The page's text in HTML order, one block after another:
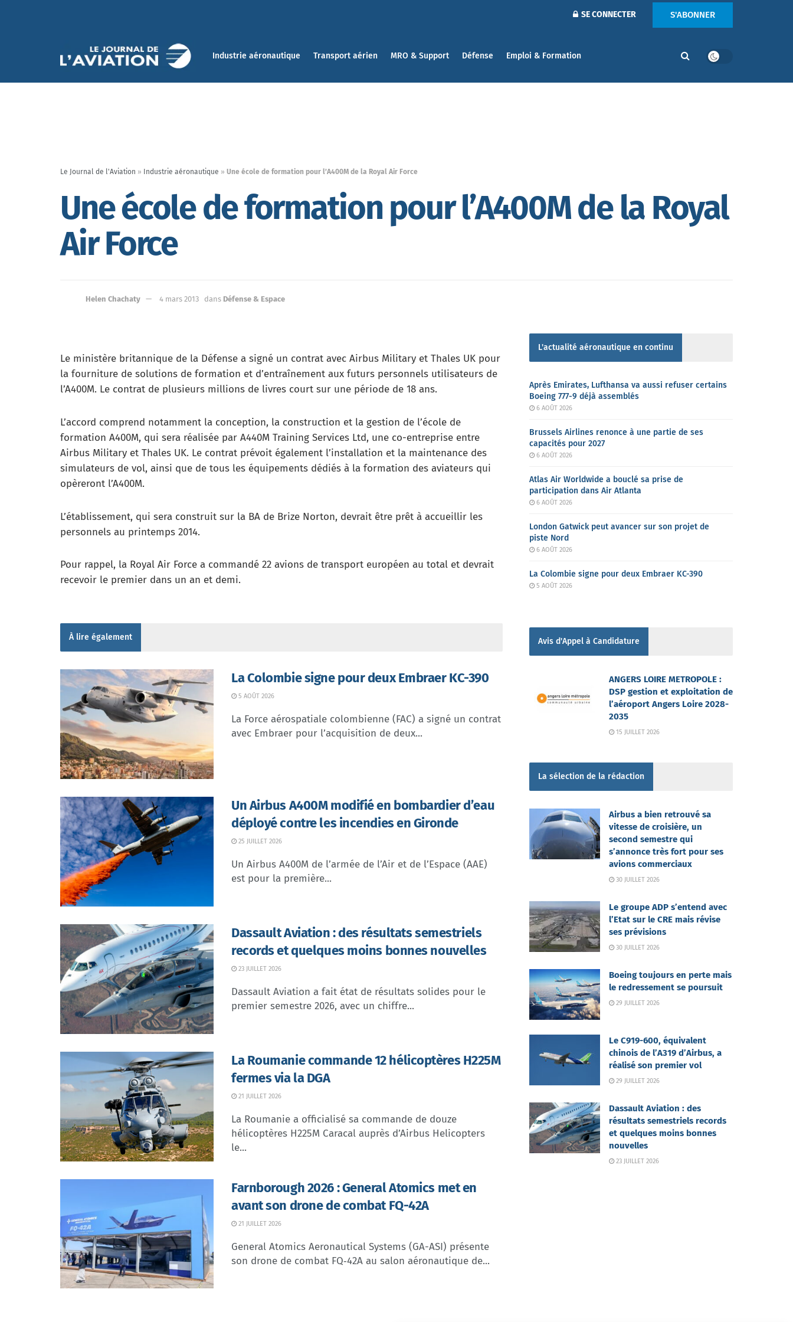
SE CONNECTER S'ABONNER
Industrie aéronautique Transport aérien MRO & Support Défense Emploi & Formation
Le Journal de l'Aviation » Industrie aéronautique » Une école de formation pour l’A400M de la Royal Air Force
Une école de formation pour l’A400M de la Royal
Air Force
Helen Chachaty 4 mars 2013 dans Défense & Espace
Le ministère britannique de la Défense a signé un contrat avec Airbus Military et Thales UK pour
la fourniture de solutions de formation et d’entraînement aux futurs personnels utilisateurs de
l’A400M. Le contrat de plusieurs millions de livres court sur une période de 18 ans.
L’accord comprend notamment la conception, la construction et la gestion de l’école de
formation A400M, qui sera réalisée par A440M Training Services Ltd, une co-entreprise entre
Airbus Military et Thales UK. Le contrat prévoit également l’installation et la maintenance des
simulateurs de vol, ainsi que de tous les équipements dédiés à la formation des aviateurs qui
opèreront l’A400M.
L’établissement, qui sera construit sur la BA de Brize Norton, devrait être prêt à accueillir les
personnels au printemps 2014.
Pour rappel, la Royal Air Force a commandé 22 avions de transport européen au total et devrait
recevoir le premier dans un an et demi.
À lire également
La Colombie signe pour deux Embraer KC-390
5 AOÛT 2026
La Force aérospatiale colombienne (FAC) a signé un contrat
avec Embraer pour l’acquisition de deux...
Un Airbus A400M modifié en bombardier d’eau
déployé contre les incendies en Gironde
25 JUILLET 2026
Un Airbus A400M de l’armée de l’Air et de l’Espace (AAE)
est pour la première...
Dassault Aviation : des résultats semestriels
records et quelques moins bonnes nouvelles
23 JUILLET 2026
Dassault Aviation a fait état de résultats solides pour le
premier semestre 2026, avec un chiffre...
La Roumanie commande 12 hélicoptères H225M
fermes via la DGA
21 JUILLET 2026
La Roumanie a officialisé sa commande de douze
hélicoptères H225M Caracal auprès d’Airbus Helicopters
le...
Farnborough 2026 : General Atomics met en
avant son drone de combat FQ-42A
21 JUILLET 2026
General Atomics Aeronautical Systems (GA-ASI) présente
son drone de combat FQ‑42A au salon aéronautique de...
L'actualité aéronautique en continu
Après Emirates, Lufthansa va aussi refuser certains
Boeing 777-9 déjà assemblés
6 AOÛT 2026
Brussels Airlines renonce à une partie de ses
capacités pour 2027
6 AOÛT 2026
Atlas Air Worldwide a bouclé sa prise de
participation dans Air Atlanta
6 AOÛT 2026
London Gatwick peut avancer sur son projet de
piste Nord
6 AOÛT 2026
La Colombie signe pour deux Embraer KC-390
5 AOÛT 2026
Avis d'Appel à Candidature
ANGERS LOIRE METROPOLE :
DSP gestion et exploitation de
l’aéroport Angers Loire 2028-
2035
15 JUILLET 2026
La sélection de la rédaction
Airbus a bien retrouvé sa
vitesse de croisière, un
second semestre qui
s’annonce très fort pour ses
avions commerciaux
30 JUILLET 2026
Le groupe ADP s’entend avec
l’Etat sur le CRE mais révise
ses prévisions
30 JUILLET 2026
Boeing toujours en perte mais
le redressement se poursuit
29 JUILLET 2026
Le C919-600, équivalent
chinois de l’A319 d’Airbus, a
réalisé son premier vol
29 JUILLET 2026
Dassault Aviation : des
résultats semestriels records
et quelques moins bonnes
nouvelles
23 JUILLET 2026